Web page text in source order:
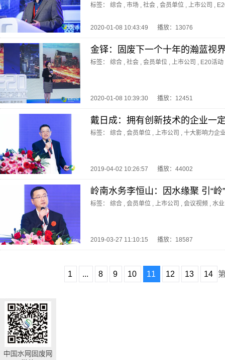
标签： 综合 , 市场 , 社会 , 会员单位 , 上市公司 ,
2020-01-08 10:43:49 播放：13076
金铎：固废下一个十年的瀚蓝视
标签： 综合 , 社会 , 会员单位 , 上市公司 , E20活动
2020-01-08 10:39:30 播放：12451
戴日成：拥有创新技术的企业一
标签： 综合 , 会员单位 , 上市公司 , 十大影响力企
2019-04-02 10:26:57 播放：44002
岭南水务李恒山：因水缘聚 引“岭
标签： 综合 , 会员单位 , 上市公司 , 会议视频 , 水
2019-03-27 11:10:15 播放：18587
1 ... 8 9 10 11 12 13 14